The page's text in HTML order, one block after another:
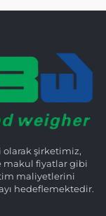
olarak şirketimiz,
makul fiyatlar gibi
maliyetlerini
hedeflemektedir.